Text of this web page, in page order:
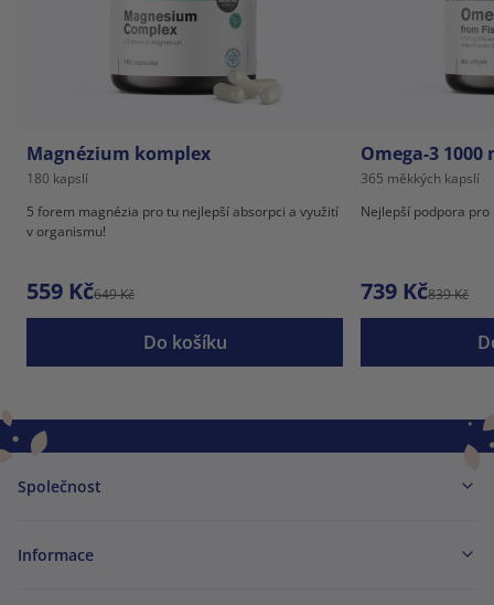
Magnézium komplex
180 kapslí
5 forem magnézia pro tu nejlepší absorpci a využití
v organismu!
559 Kč649 Kč
Do košíku
Omega-3 1000
365 měkkých kapslí
Nejlepší podpora
739 Kč839 Kč
Společnost
Informace